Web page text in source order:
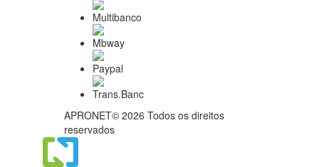
APRONET© 2026 Todos os direitos
reservados